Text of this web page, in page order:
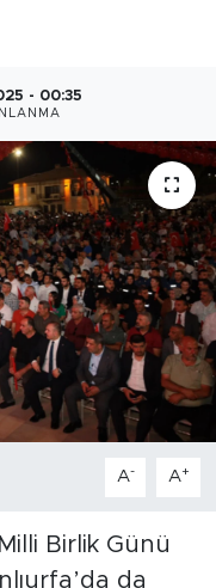
- 00:35
A- A+
Birlik Günü
da